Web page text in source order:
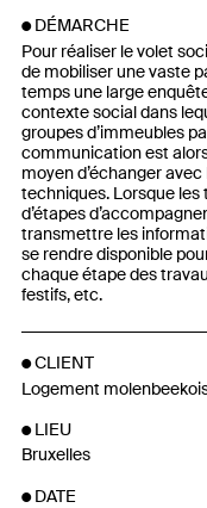
DÉMARCHE
Pour réaliser le volet
de mobiliser une vaste
temps une large
contexte social dans
groupes d’immeubles
communication est
moyen d’échanger
techniques. Lorsque les
d’étapes
transmettre les
se rendre disponible
chaque étape des
festifs, etc.
CLIENT
Logement
LIEU
Bruxelles
DATE